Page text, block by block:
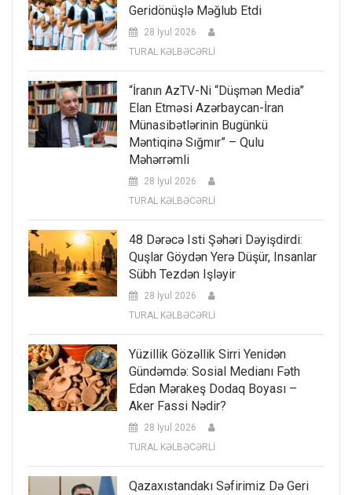
Geridönüşlə Məğlub Etdi
28 İyul 2026
TURAL KƏLBƏCƏRLİ
“İranın AzTV-Ni “düşmən Media”
Elan Etməsi Azərbaycan-İran
Münasibətlərinin Bugünkü
Məntiqinə Sığmır” – Qulu
Məhərrəmli
28 İyul 2026
TURAL KƏLBƏCƏRLİ
48 Dərəcə Isti Şəhəri Dəyişdirdi:
Quşlar Göydən Yerə Düşür, Insanlar
Sübh Tezdən Işləyir
28 İyul 2026
TURAL KƏLBƏCƏRLİ
Yüzillik Gözəllik Sirri Yenidən
Gündəmdə: Sosial Medianı Fəth
Edən Mərakeş Dodaq Boyası –
Aker Fassi Nədir?
28 İyul 2026
TURAL KƏLBƏCƏRLİ
Qazaxıstandakı Səfirimiz Də Geri